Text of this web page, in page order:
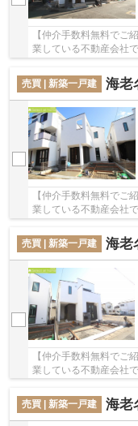
【仲介手数料無料でご
業している不動産会社
基礎となっております
売買 | 新築一戸建
海
【仲介手数料無料でご
業している不動産会社
えるので強度も良好で
売買 | 新築一戸建
海老名市
【仲介手数料無料でご
業している不動産会社
売買 | 新築一戸建
海老名市